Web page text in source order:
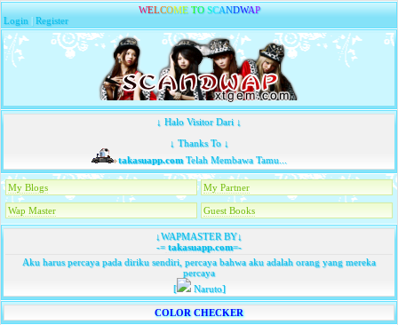
WELCOME TO SCANDWAP
Login |Register
↓ Halo Visitor Dari ↓
↓ Thanks To ↓
takasuapp.comTelah Membawa Tamu...
My Blogs My Partner
Wap Master Guest Books
↓WAPMASTER BY↓
-=takasuapp.com=-
Aku harus percaya pada diriku sendiri, percaya bahwa aku adalah orang yang mereka
percaya
[
Naruto]
COLOR CHECKER